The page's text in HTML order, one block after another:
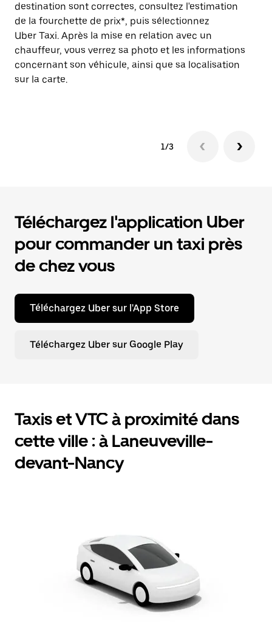
destination sont correctes, consultez l'estimation
de la fourchette de prix*, puis sélectionnez
Uber Taxi. Après la mise en relation avec un
chauffeur, vous verrez sa photo et les informations
concernant son véhicule, ainsi que sa localisation
sur la carte.
1/3
Téléchargez l'application Uber
pour commander un taxi près
de chez vous
Téléchargez Uber sur l'App Store
Téléchargez Uber sur Google Play
Taxis et VTC à proximité dans
cette ville : à Laneuveville-
devant-Nancy